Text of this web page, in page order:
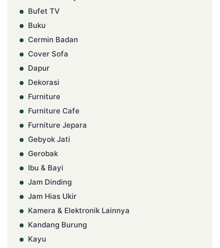
Bufet TV
Buku
Cermin Badan
Cover Sofa
Dapur
Dekorasi
Furniture
Furniture Cafe
Furniture Jepara
Gebyok Jati
Gerobak
Ibu & Bayi
Jam Dinding
Jam Hias Ukir
Kamera & Elektronik Lainnya
Kandang Burung
Kayu